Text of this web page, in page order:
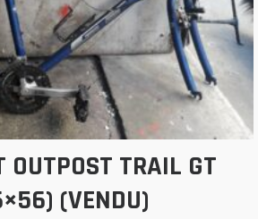
OUTPOST TRAIL GT
(VENDU)